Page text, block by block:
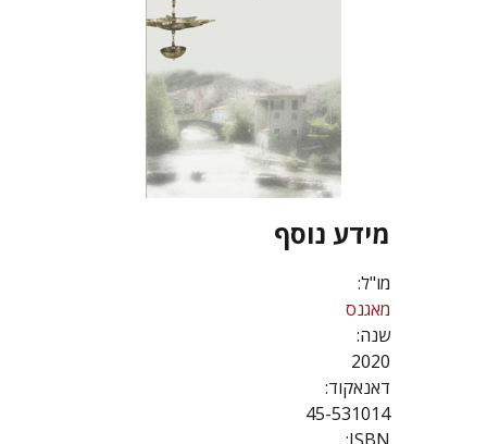
מידע נוסף
מו"ל:
מאגנס
שנה:
2020
דאנאקוד:
45-531014